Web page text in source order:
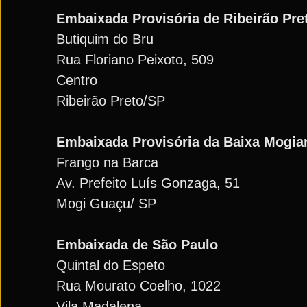
Embaixada Provisória de Ribeirão
Butiquim do Bru
Rua Floriano Peixoto, 509
Centro
Ribeirão Preto/SP
Embaixada Provisória da Baixa
Frango na Barca
Av. Prefeito Luís Gonzaga, 51
Mogi Guaçu/ SP
Embaixada de São Paulo
Quintal do Espeto
Rua Mourato Coelho, 1022